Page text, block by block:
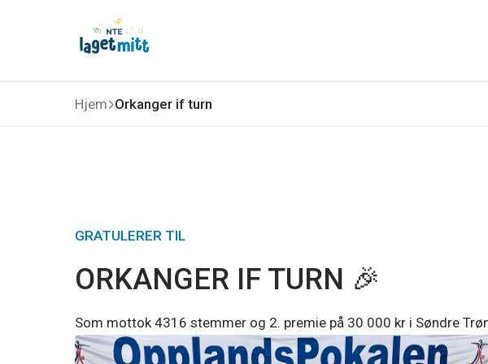
Hjem Orkanger if turn
GRATULERER TIL
ORKANGER IF TURN 🎉
Som mottok 4316 stemmer og 2. premie på 30 000 kr i Søndre